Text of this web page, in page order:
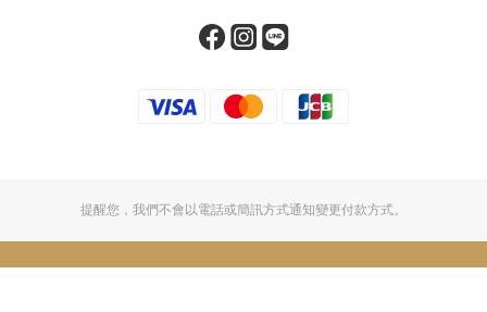
提醒您，我們不會以電話或簡訊方式通知變更付款方式。